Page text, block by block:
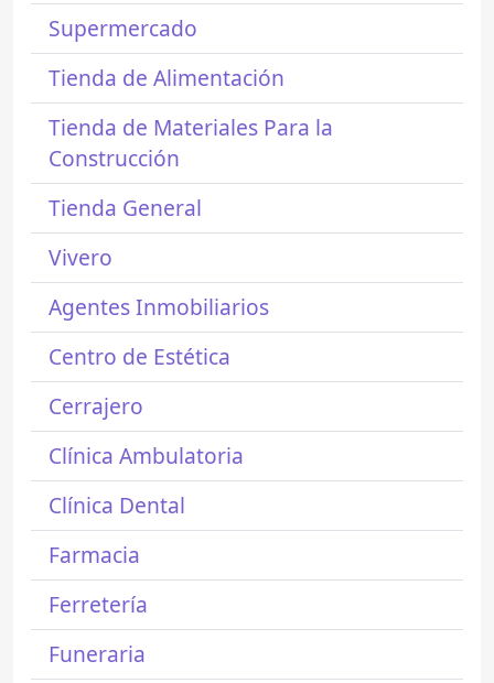
Supermercado
Tienda de Alimentación
Tienda de Materiales Para la
Construcción
Tienda General
Vivero
Agentes Inmobiliarios
Centro de Estética
Cerrajero
Clínica Ambulatoria
Clínica Dental
Farmacia
Ferretería
Funeraria